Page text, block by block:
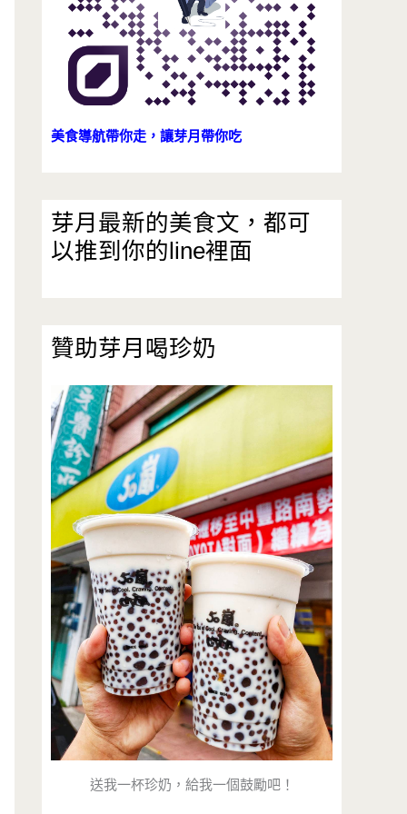
美食導航帶你走，讓芽月帶你吃
芽月最新的美食文，都可
以推到你的line裡面
贊助芽月喝珍奶
送我一杯珍奶，給我一個鼓勵吧！